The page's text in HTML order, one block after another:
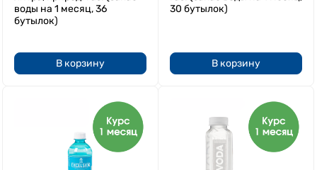
воды на 1 месяц, 36
бутылок)
В корзину
30 бутылок)
В корзину